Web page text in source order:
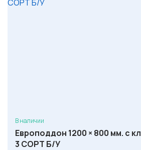
В наличии
Европоддон 1200 × 800 мм. с
3 СОРТ Б/У